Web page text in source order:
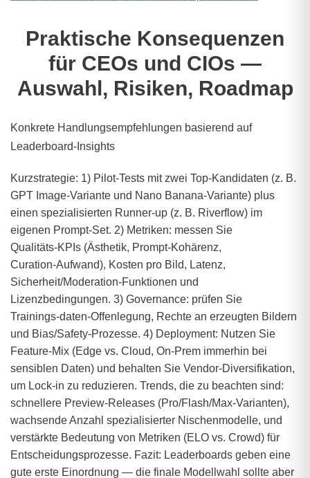
Praktische Konsequenzen
für CEOs und CIOs —
Auswahl, Risiken, Roadmap
Konkrete Handlungsempfehlungen basierend auf
Leaderboard‑Insights
Kurzstrategie: 1) Pilot‑Tests mit zwei Top‑Kandidaten (z. B.
GPT Image‑Variante und Nano Banana‑Variante) plus
einen spezialisierten Runner‑up (z. B. Riverflow) im
eigenen Prompt‑Set. 2) Metriken: messen Sie
Qualitäts‑KPIs (Ästhetik, Prompt‑Kohärenz,
Curation‑Aufwand), Kosten pro Bild, Latenz,
Sicherheit/Moderation‑Funktionen und
Lizenzbedingungen. 3) Governance: prüfen Sie
Trainings‑daten‑Offenlegung, Rechte an erzeugten Bildern
und Bias/Safety‑Prozesse. 4) Deployment: Nutzen Sie
Feature‑Mix (Edge vs. Cloud, On‑Prem immerhin bei
sensiblen Daten) und behalten Sie Vendor‑Diversifikation,
um Lock‑in zu reduzieren. Trends, die zu beachten sind:
schnellere Preview‑Releases (Pro/Flash/Max‑Varianten),
wachsende Anzahl spezialisierter Nischenmodelle, und
verstärkte Bedeutung von Metriken (ELO vs. Crowd) für
Entscheidungsprozesse. Fazit: Leaderboards geben eine
gute erste Einordnung — die finale Modellwahl sollte aber